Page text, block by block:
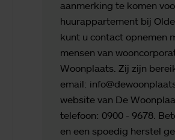
aanmerking te komen
huurappartement bij
kunt u contact opnemen
mensen van
Woonplaats. Zij zijn
email:
website van De
telefoon: 0900 - 9678.
en een spoedig herstel